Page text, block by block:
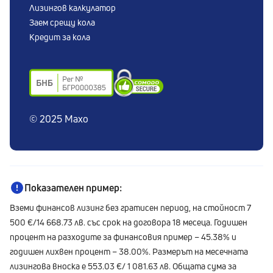
Решаване на спорове
Сигнали по ЗЗЛПСПОИН
Лизингов калкулатор
Заем срещу кола
Кредит за кола
© 2025 Maxo
Показателен пример:
Вземи финансов лизинг без гратисен период, на стойност 7
500 €/14 668.73 лв. със срок на договора 18 месеца. Годишен
процент на разходите за финансовия пример – 45.38% и
годишен лихвен процент – 38.00%. Размерът на месечната
лизингова вноска е 553.03 €/ 1 081.63 лв. Общата сума за